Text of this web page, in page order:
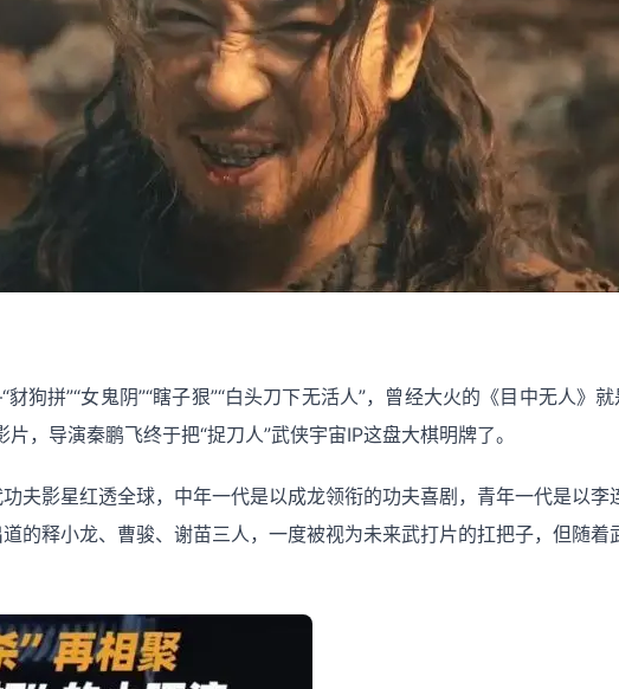
拼”“女鬼阴”“瞎子狠”“白头刀下无活人”，曾经大火的《目中无人》
，导演秦鹏飞终于把“捉刀人”武侠宇宙IP这盘大棋明牌了。
夫影星红透全球，中年一代是以成龙领衔的功夫喜剧，青年一代是以李
的释小龙、曹骏、谢苗三人，一度被视为未来武打片的扛把子，但随